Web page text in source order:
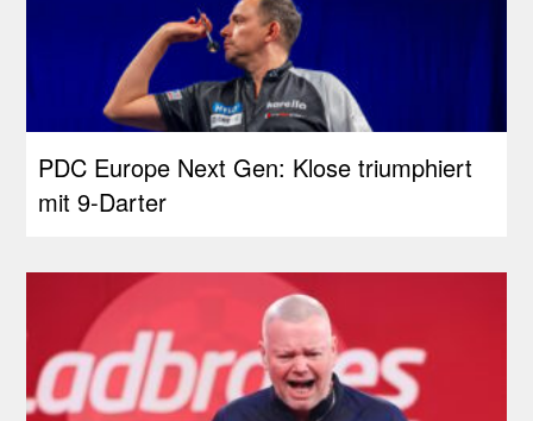
PDC Europe Next Gen: Klose triumphiert
mit 9-Darter